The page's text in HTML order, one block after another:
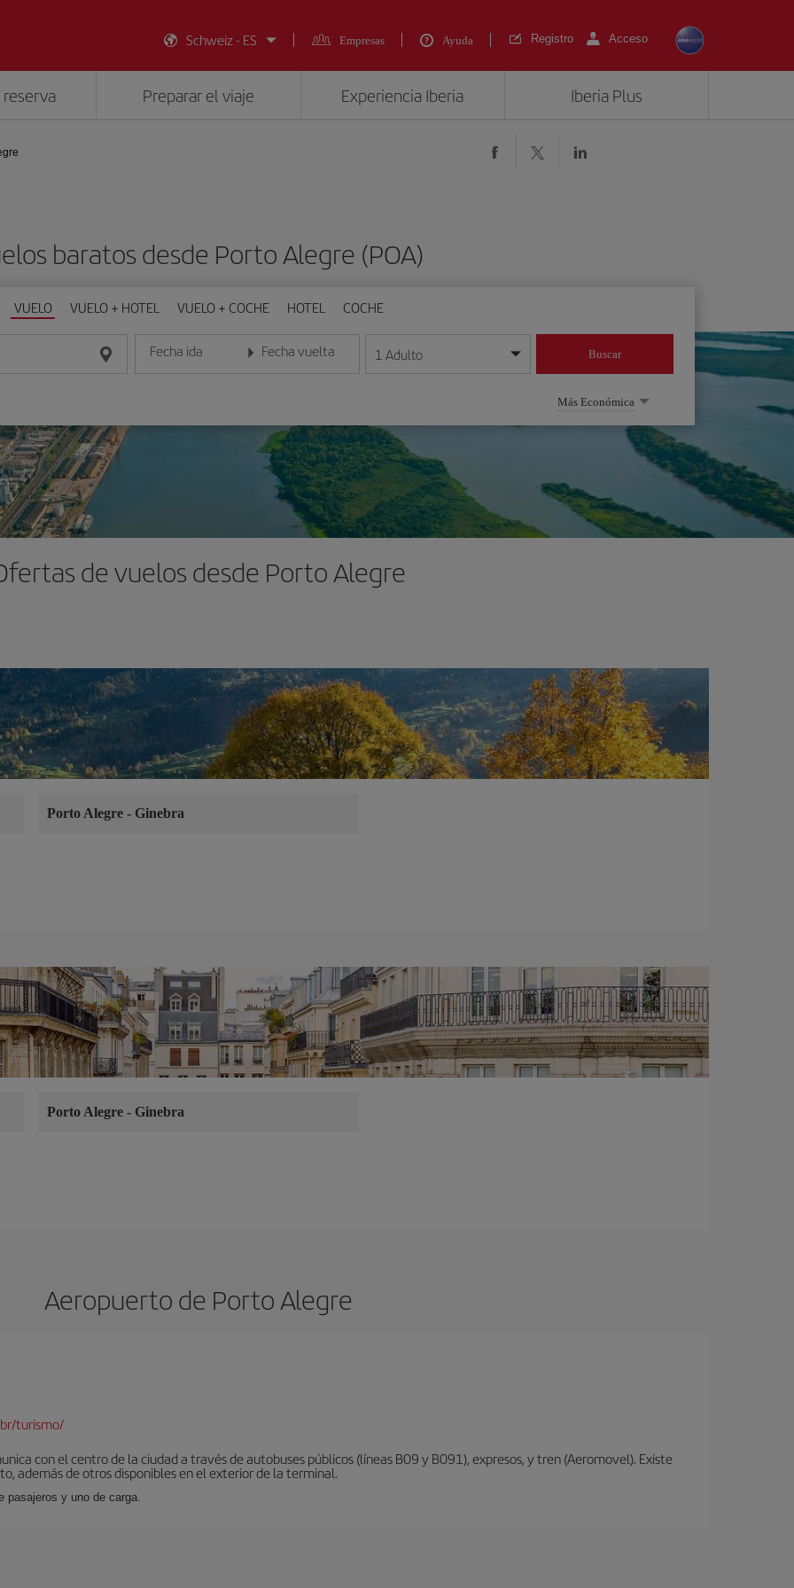
Schweiz - ES
Empresas Ayuda Registro Acceso
Preparar el viaje Experiencia Iberia Iberia Plus
baratos desde Porto Alegre (POA)
VUELO VUELO + HOTEL VUELO + COCHE HOTEL COCHE
Fecha ida
Introduce la fecha en formato día/mes/año
Fecha vuelta
Introduce la fecha en formato día/mes/año
1 Adulto Buscar
Más Económica
de vuelos desde Porto Alegre
Porto Alegre - Ginebra
Porto Alegre - Ginebra
Aeropuerto de Porto Alegre
turismo/
con el centro de la ciudad a través de autobuses públicos (líneas B09 y B091), expresos, y tren (Aeromovel). Existe
además de otros disponibles en el exterior de la terminal.
pasajeros y uno de carga.